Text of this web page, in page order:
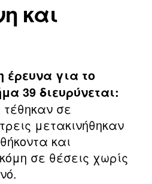
και
έρευνα για το
39 διευρύνεται:
τέθηκαν σε
μετακινήθηκαν
και
σε θέσεις χωρίς